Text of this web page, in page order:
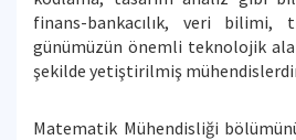
finans-bankacılık, veri bilimi,
günümüzün önemli teknolojik
şekilde yetiştirilmiş
Matematik Mühendisliği